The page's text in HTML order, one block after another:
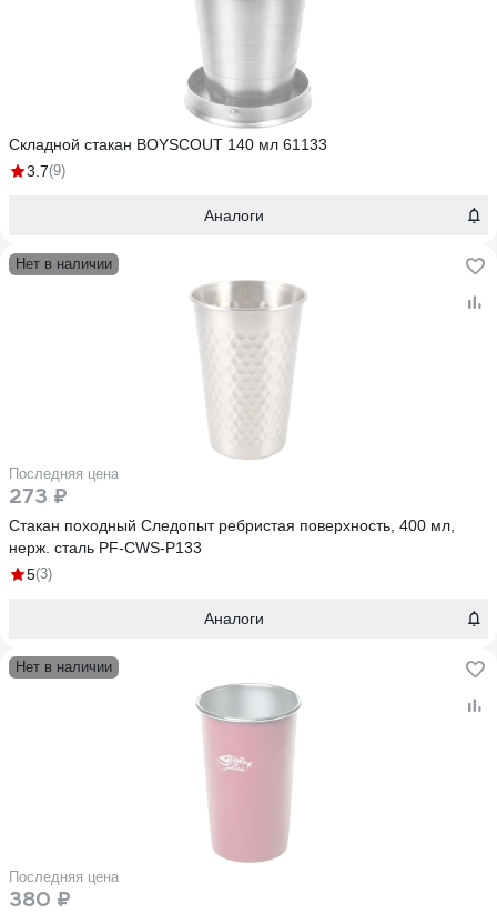
Складной стакан BOYSCOUT 140 мл 61133
3.7(9)
Аналоги
Нет в наличии
Последняя цена
273 ₽
Стакан походный Следопыт ребристая поверхность, 400 мл,
нерж. сталь PF-CWS-P133
5(3)
Аналоги
Нет в наличии
Последняя цена
380 ₽